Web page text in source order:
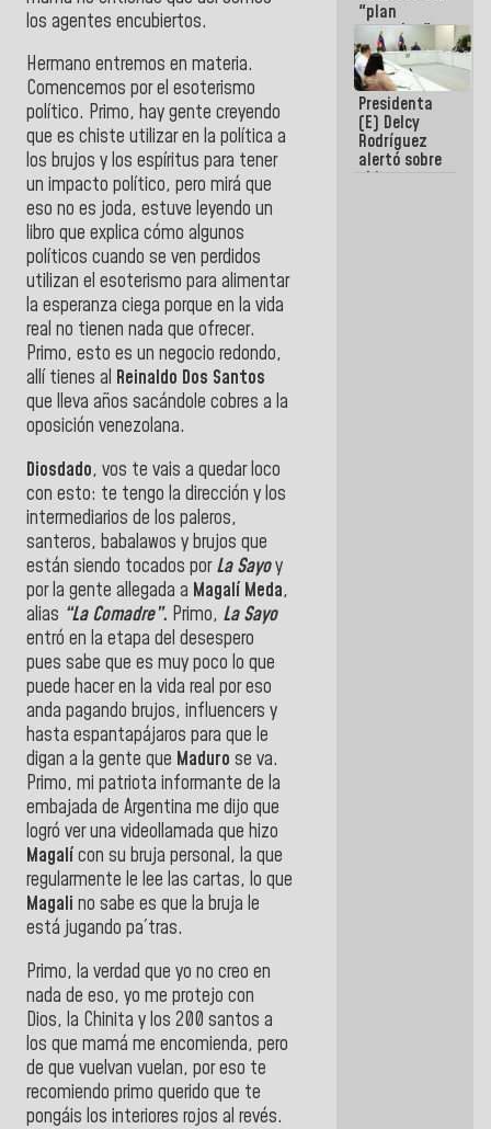
los agentes encubiertos.
Hermano entremos en materia.
Comencemos por el esoterismo
político. Primo, hay gente creyendo
que es chiste utilizar en la política a
los brujos y los espíritus para tener
un impacto político, pero mirá que
eso no es joda, estuve leyendo un
libro que explica cómo algunos
políticos cuando se ven perdidos
utilizan el esoterismo para alimentar
la esperanza ciega porque en la vida
real no tienen nada que ofrecer.
Primo, esto es un negocio redondo,
allí tienes al Reinaldo Dos Santos
que lleva años sacándole cobres a la
oposición venezolana.
Diosdado, vos te vais a quedar loco
con esto: te tengo la dirección y los
intermediarios de los paleros,
santeros, babalawos y brujos que
están siendo tocados porLa Sayoy
por la gente allegada a Magalí Meda,
alias “La Comadre”. Primo, La Sayo
entró en la etapa del desespero
pues sabe que es muy poco lo que
puede hacer en la vida real por eso
anda pagando brujos, influencers y
hasta espantapájaros para que le
digan a la gente que Maduro se va.
Primo, mi patriota informante de la
embajada de Argentina me dijo que
logró ver una videollamada que hizo
Magalícon su bruja personal, la que
regularmente le lee las cartas, lo que
Magali no sabe es que la bruja le
está jugando pa´tras.
Primo, la verdad que yo no creo en
nada de eso, yo me protejo con
Dios, la Chinita y los 200 santos a
los que mamá me encomienda, pero
de que vuelvan vuelan, por eso te
recomiendo primo querido que te
pongáis los interiores rojos al revés.
"plan
enjambre"
de La Sayo
para
sabotear el
diálogo y
promover el
caos
Presidenta
(E) Delcy
Rodríguez
alertó sobre
el impacto